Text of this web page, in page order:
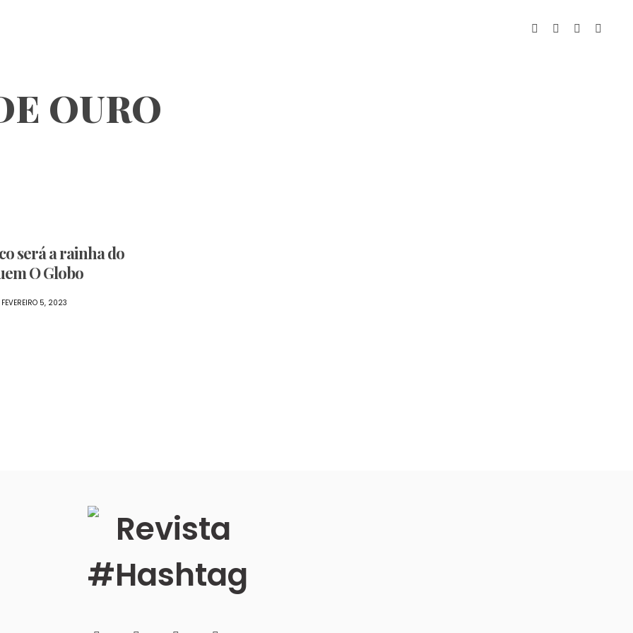
OURO
será a rainha do
O Globo
FEVEREIRO 5, 2023